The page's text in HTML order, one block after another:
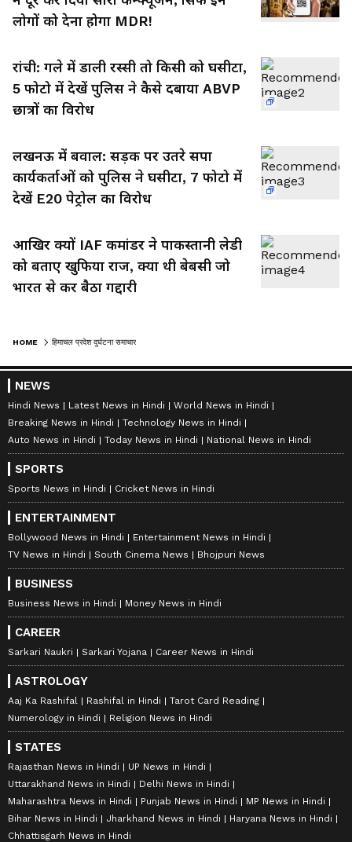
लोगों को देना होगा MDR!
रांची: गले में डाली रस्सी तो किसी को घसीटा,
5 फोटो में देखें पुलिस ने कैसे दबाया ABVP
छात्रों का विरोध
लखनऊ में बवाल: सड़क पर उतरे सपा
कार्यकर्ताओं को पुलिस ने घसीटा, 7 फोटो में
देखें E20 पेट्रोल का विरोध
आखिर क्यों IAF कमांडर ने पाकस्तानी लेडी
को बताए खुफिया राज, क्या थी बेबसी जो
भारत से कर बैठा गद्दारी
HOME हिमाचल प्रदेश दुर्घटना समाचार
NEWS
Hindi News Latest News in Hindi
World News in Hindi
Breaking News in Hindi
Technology News in Hindi
Auto News in Hindi
Today News in Hindi National News in Hindi
SPORTS
Sports News in Hindi Cricket News in Hindi
ENTERTAINMENT
Bollywood News in Hindi
Entertainment News in Hindi
TV News in Hindi
South Cinema News Bhojpuri News
BUSINESS
Business News in Hindi Money News in Hindi
CAREER
Sarkari Naukri Sarkari Yojana Career News in Hindi
ASTROLOGY
Aaj Ka Rashifal Rashifal in Hindi
Tarot Card Reading
Numerology in Hindi
Religion News in Hindi
STATES
Rajasthan News in Hindi
UP News in Hindi
Uttarakhand News in Hindi
Delhi News in Hindi
Maharashtra News in Hindi
Punjab News in Hindi
MP News in Hindi
Bihar News in Hindi
Jharkhand News in Hindi
Haryana News in Hindi
Chhattisgarh News in Hindi